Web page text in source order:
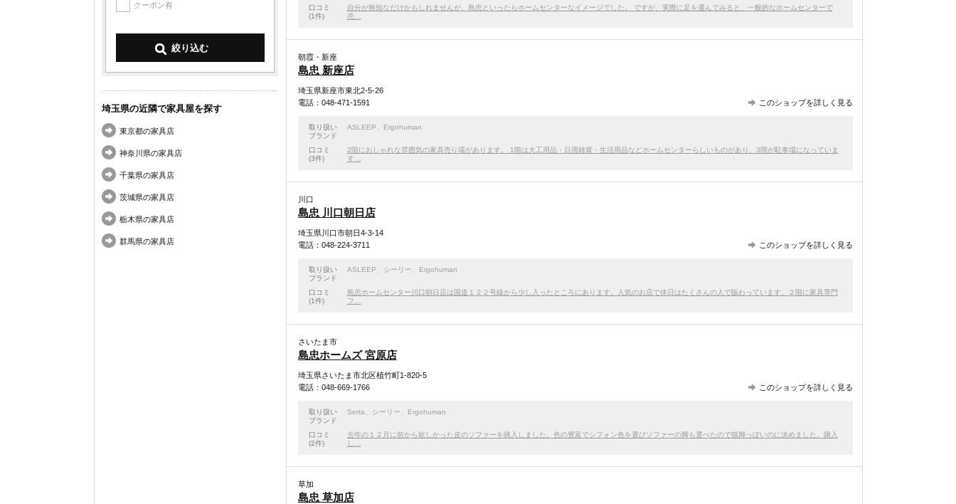
クーポン有
埼玉県の近隣で家具屋を探す
東京都の家具店
神奈川県の家具店
千葉県の家具店
茨城県の家具店
栃木県の家具店
群馬県の家具店
口コミ
(1件)
自分が無知なだけかもしれませんが、島忠といったらホームセンターなイメージでした。 ですが、実際に足を運んでみると、一般的なホームセンターで
売…
朝霞・新座
島忠 新座店
埼玉県新座市東北2-5-26
電話：048-471-1591
このショップを詳しく見る
取り扱い
ブランド
ASLEEP Ergohuman
口コミ
(3件)
2階におしゃれな雰囲気の家具売り場があります。 1階は大工用品・日用雑貨・生活用品などホームセンターらしいものがあり、3階が駐車場になっていま
す…
川口
島忠 川口朝日店
埼玉県川口市朝日4-3-14
電話：048-224-3711
このショップを詳しく見る
取り扱い
ブランド
ASLEEP シーリー Ergohuman
口コミ
(1件)
島忠ホームセンター川口朝日店は国道１２２号線から少し入ったところにあります。人気のお店で休日はたくさんの人で賑わっています。２階に家具専門
フ…
さいたま市
島忠ホームズ 宮原店
埼玉県さいたま市北区植竹町1-820-5
電話：048-669-1766
このショップを詳しく見る
取り扱い
ブランド
Serta シーリー Ergohuman
口コミ
(2件)
去年の１２月に前から欲しかった皮のソファーを購入しました。色の豊富でシフォン色を選びソファーの脚も選べたので猫脚っぽいのに決めました。購入
し…
草加
島忠 草加店